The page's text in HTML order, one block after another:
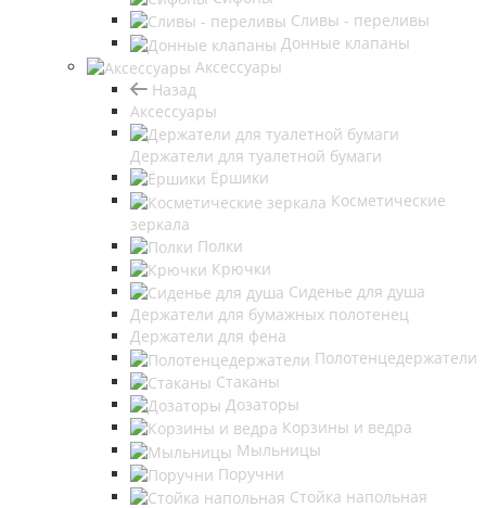
Сливы - переливы
Донные клапаны
Аксессуары
Назад
Аксессуары
Держатели для туалетной бумаги
Ёршики
Косметические
зеркала
Полки
Крючки
Сиденье для душа
Держатели для бумажных полотенец
Держатели для фена
Полотенцедержатели
Стаканы
Дозаторы
Корзины и ведра
Мыльницы
Поручни
Стойка напольная